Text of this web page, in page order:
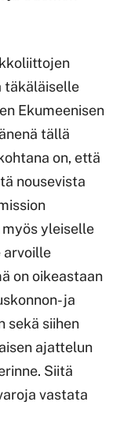
täkäläiselle
Ekumeenisen
tällä
on, että
nousevista
myös yleiselle
arvoille
on oikeastaan
ja
sekä siihen
ajattelun
Siitä
vastata